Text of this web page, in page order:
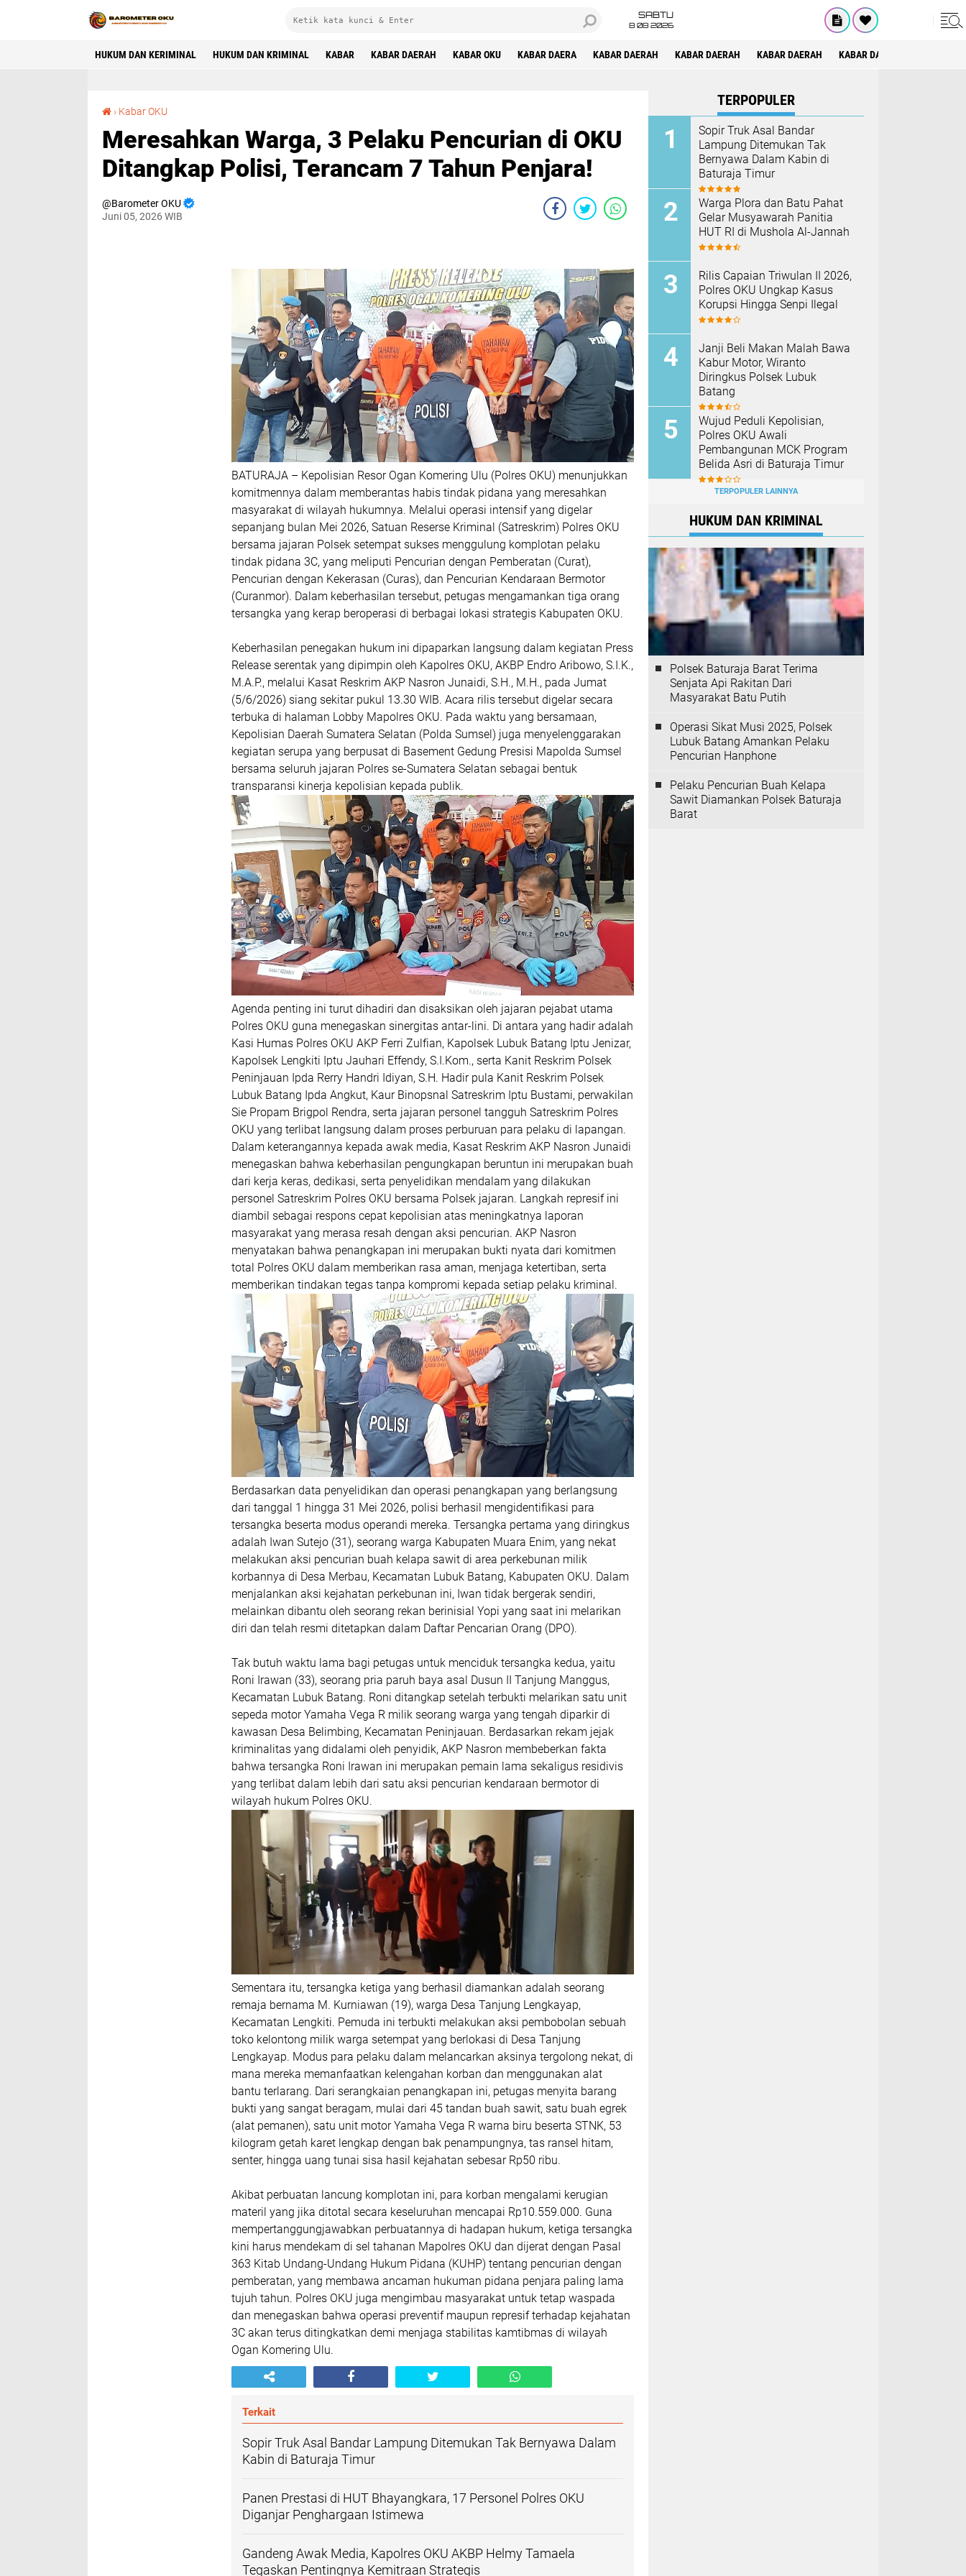
SABTU
8 08 2026
HUKUM DAN KERIMINAL HUKUM DAN KRIMINAL KABAR KABAR DAERAH KABAR OKU KABAR DAERA KABAR DAERAH KABAR DAERAH KABAR DAERAH KABAR DAERAH
› Kabar OKU
Meresahkan Warga, 3 Pelaku Pencurian di OKU
Ditangkap Polisi, Terancam 7 Tahun Penjara!
Barometer OKU
Juni 05, 2026 WIB
BATURAJA – Kepolisian Resor Ogan Komering Ulu (Polres OKU) menunjukkan
komitmennya dalam memberantas habis tindak pidana yang meresahkan
masyarakat di wilayah hukumnya. Melalui operasi intensif yang digelar
sepanjang bulan Mei 2026, Satuan Reserse Kriminal (Satreskrim) Polres OKU
bersama jajaran Polsek setempat sukses menggulung komplotan pelaku
tindak pidana 3C, yang meliputi Pencurian dengan Pemberatan (Curat),
Pencurian dengan Kekerasan (Curas), dan Pencurian Kendaraan Bermotor
(Curanmor). Dalam keberhasilan tersebut, petugas mengamankan tiga orang
tersangka yang kerap beroperasi di berbagai lokasi strategis Kabupaten OKU.
Keberhasilan penegakan hukum ini dipaparkan langsung dalam kegiatan Press
Release serentak yang dipimpin oleh Kapolres OKU, AKBP Endro Aribowo, S.I.K.,
M.A.P., melalui Kasat Reskrim AKP Nasron Junaidi, S.H., M.H., pada Jumat
(5/6/2026) siang sekitar pukul 13.30 WIB. Acara rilis tersebut digelar secara
terbuka di halaman Lobby Mapolres OKU. Pada waktu yang bersamaan,
Kepolisian Daerah Sumatera Selatan (Polda Sumsel) juga menyelenggarakan
kegiatan serupa yang berpusat di Basement Gedung Presisi Mapolda Sumsel
bersama seluruh jajaran Polres se-Sumatera Selatan sebagai bentuk
transparansi kinerja kepolisian kepada publik.
Agenda penting ini turut dihadiri dan disaksikan oleh jajaran pejabat utama
Polres OKU guna menegaskan sinergitas antar-lini. Di antara yang hadir adalah
Kasi Humas Polres OKU AKP Ferri Zulfian, Kapolsek Lubuk Batang Iptu Jenizar,
Kapolsek Lengkiti Iptu Jauhari Effendy, S.I.Kom., serta Kanit Reskrim Polsek
Peninjauan Ipda Rerry Handri Idiyan, S.H. Hadir pula Kanit Reskrim Polsek
Lubuk Batang Ipda Angkut, Kaur Binopsnal Satreskrim Iptu Bustami, perwakilan
Sie Propam Brigpol Rendra, serta jajaran personel tangguh Satreskrim Polres
OKU yang terlibat langsung dalam proses perburuan para pelaku di lapangan.
Dalam keterangannya kepada awak media, Kasat Reskrim AKP Nasron Junaidi
menegaskan bahwa keberhasilan pengungkapan beruntun ini merupakan buah
dari kerja keras, dedikasi, serta penyelidikan mendalam yang dilakukan
personel Satreskrim Polres OKU bersama Polsek jajaran. Langkah represif ini
diambil sebagai respons cepat kepolisian atas meningkatnya laporan
masyarakat yang merasa resah dengan aksi pencurian. AKP Nasron
menyatakan bahwa penangkapan ini merupakan bukti nyata dari komitmen
total Polres OKU dalam memberikan rasa aman, menjaga ketertiban, serta
memberikan tindakan tegas tanpa kompromi kepada setiap pelaku kriminal.
Berdasarkan data penyelidikan dan operasi penangkapan yang berlangsung
dari tanggal 1 hingga 31 Mei 2026, polisi berhasil mengidentifikasi para
tersangka beserta modus operandi mereka. Tersangka pertama yang diringkus
adalah Iwan Sutejo (31), seorang warga Kabupaten Muara Enim, yang nekat
melakukan aksi pencurian buah kelapa sawit di area perkebunan milik
korbannya di Desa Merbau, Kecamatan Lubuk Batang, Kabupaten OKU. Dalam
menjalankan aksi kejahatan perkebunan ini, Iwan tidak bergerak sendiri,
melainkan dibantu oleh seorang rekan berinisial Yopi yang saat ini melarikan
diri dan telah resmi ditetapkan dalam Daftar Pencarian Orang (DPO).
Tak butuh waktu lama bagi petugas untuk menciduk tersangka kedua, yaitu
Roni Irawan (33), seorang pria paruh baya asal Dusun II Tanjung Manggus,
Kecamatan Lubuk Batang. Roni ditangkap setelah terbukti melarikan satu unit
sepeda motor Yamaha Vega R milik seorang warga yang tengah diparkir di
kawasan Desa Belimbing, Kecamatan Peninjauan. Berdasarkan rekam jejak
kriminalitas yang didalami oleh penyidik, AKP Nasron membeberkan fakta
bahwa tersangka Roni Irawan ini merupakan pemain lama sekaligus residivis
yang terlibat dalam lebih dari satu aksi pencurian kendaraan bermotor di
wilayah hukum Polres OKU.
Sementara itu, tersangka ketiga yang berhasil diamankan adalah seorang
remaja bernama M. Kurniawan (19), warga Desa Tanjung Lengkayap,
Kecamatan Lengkiti. Pemuda ini terbukti melakukan aksi pembobolan sebuah
toko kelontong milik warga setempat yang berlokasi di Desa Tanjung
Lengkayap. Modus para pelaku dalam melancarkan aksinya tergolong nekat, di
mana mereka memanfaatkan kelengahan korban dan menggunakan alat
bantu terlarang. Dari serangkaian penangkapan ini, petugas menyita barang
bukti yang sangat beragam, mulai dari 45 tandan buah sawit, satu buah egrek
(alat pemanen), satu unit motor Yamaha Vega R warna biru beserta STNK, 53
kilogram getah karet lengkap dengan bak penampungnya, tas ransel hitam,
senter, hingga uang tunai sisa hasil kejahatan sebesar Rp50 ribu.
Akibat perbuatan lancung komplotan ini, para korban mengalami kerugian
materil yang jika ditotal secara keseluruhan mencapai Rp10.559.000. Guna
mempertanggungjawabkan perbuatannya di hadapan hukum, ketiga tersangka
kini harus mendekam di sel tahanan Mapolres OKU dan dijerat dengan Pasal
363 Kitab Undang-Undang Hukum Pidana (KUHP) tentang pencurian dengan
pemberatan, yang membawa ancaman hukuman pidana penjara paling lama
tujuh tahun. Polres OKU juga mengimbau masyarakat untuk tetap waspada
dan menegaskan bahwa operasi preventif maupun represif terhadap kejahatan
3C akan terus ditingkatkan demi menjaga stabilitas kamtibmas di wilayah
Ogan Komering Ulu.
Terkait
Sopir Truk Asal Bandar Lampung Ditemukan Tak Bernyawa Dalam
Kabin di Baturaja Timur
Panen Prestasi di HUT Bhayangkara, 17 Personel Polres OKU
Diganjar Penghargaan Istimewa
Gandeng Awak Media, Kapolres OKU AKBP Helmy Tamaela
Tegaskan Pentingnya Kemitraan Strategis
TERPOPULER
Sopir Truk Asal Bandar
Lampung Ditemukan Tak
Bernyawa Dalam Kabin di
Baturaja Timur
Warga Plora dan Batu Pahat
Gelar Musyawarah Panitia
HUT RI di Mushola Al-Jannah
Rilis Capaian Triwulan II 2026,
Polres OKU Ungkap Kasus
Korupsi Hingga Senpi Ilegal
Janji Beli Makan Malah Bawa
Kabur Motor, Wiranto
Diringkus Polsek Lubuk
Batang
Wujud Peduli Kepolisian,
Polres OKU Awali
Pembangunan MCK Program
Belida Asri di Baturaja Timur
TERPOPULER LAINNYA
HUKUM DAN KRIMINAL
Polsek Baturaja Barat Terima
Senjata Api Rakitan Dari
Masyarakat Batu Putih
Operasi Sikat Musi 2025, Polsek
Lubuk Batang Amankan Pelaku
Pencurian Hanphone
Pelaku Pencurian Buah Kelapa
Sawit Diamankan Polsek Baturaja
Barat